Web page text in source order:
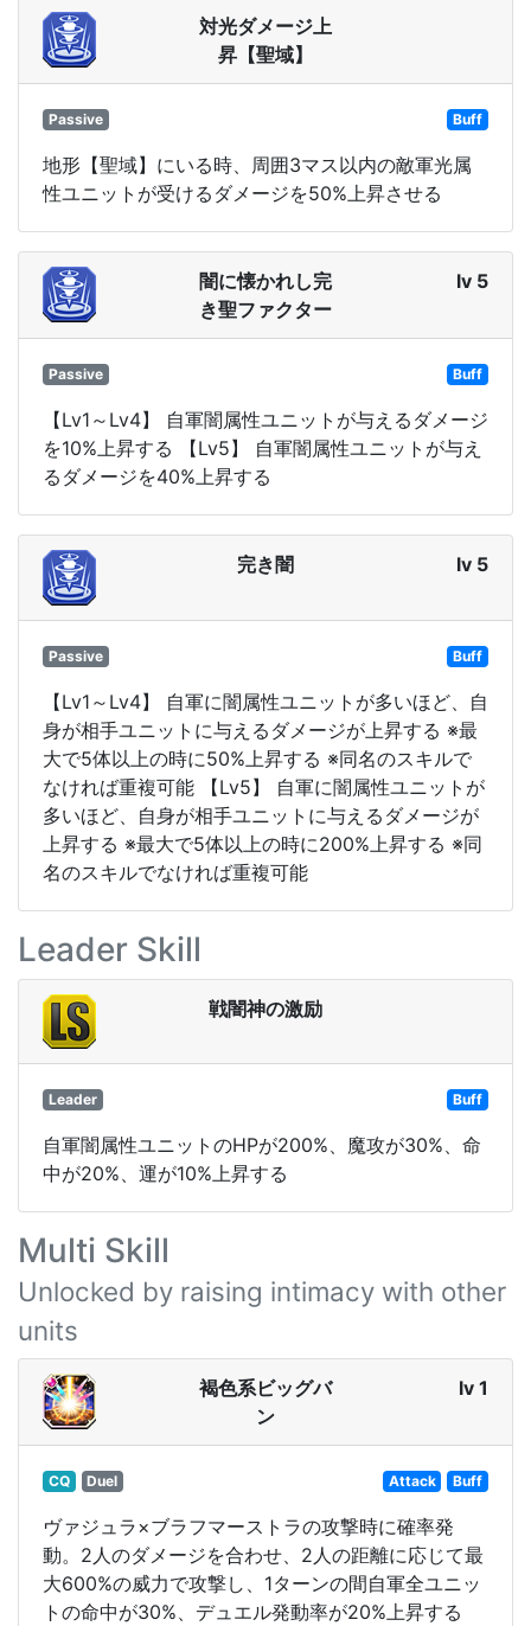
対光ダメージ上
昇【聖域】
Passive Buff
地形【聖域】にいる時、周囲3マス以内の敵軍光属
性ユニットが受けるダメージを50%上昇させる
闇に懐かれし完
き聖ファクター
lv 5
Passive Buff
【Lv1～Lv4】 自軍闇属性ユニットが与えるダメージ
を10%上昇する 【Lv5】 自軍闇属性ユニットが与え
るダメージを40%上昇する
完き闇 lv 5
Passive Buff
【Lv1～Lv4】 自軍に闇属性ユニットが多いほど、自
身が相手ユニットに与えるダメージが上昇する ※最
大で5体以上の時に50%上昇する ※同名のスキルで
なければ重複可能 【Lv5】 自軍に闇属性ユニットが
多いほど、自身が相手ユニットに与えるダメージが
上昇する ※最大で5体以上の時に200%上昇する ※同
名のスキルでなければ重複可能
Leader Skill
戦闇神の激励
Leader Buff
自軍闇属性ユニットのHPが200%、魔攻が30%、命
中が20%、運が10%上昇する
Multi Skill
Unlocked by raising intimacy with other
units
褐色系ビッグバ
ン
lv 1
CQ Duel Attack Buff
ヴァジュラ×ブラフマーストラの攻撃時に確率発
動。2人のダメージを合わせ、2人の距離に応じて最
大600%の威力で攻撃し、1ターンの間自軍全ユニッ
トの命中が30%、デュエル発動率が20%上昇する